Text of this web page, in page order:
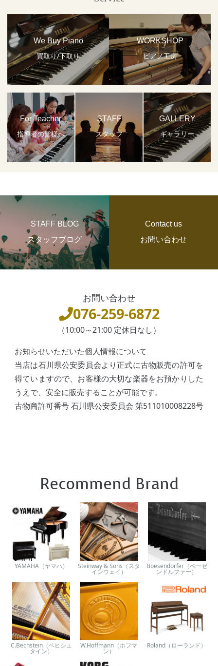
We Buy Piano
買取り/下取り
WORKSHOP
ピアノ工房
For Teacher
指導者の皆様へ
STAFF
スタッフ
GALLERY
ギャラリー
STAFF BLOG
スタッフブログ
Contact us
お問い合わせ
お問い合わせ
076-259-6872
（10:00～21:00 定休日なし）
お知らせいただいた個人情報について
当店は石川県公安委員会より正式に古物販売の許可を
得ていますので、お客様の大切な楽器をお預かりした
うえで、安全に販売することが可能です。
古物商許可番号 石川県公安委員会 第511010008228号
Recommend Brand
YAMAHA（ヤマハ） Steinway & Sons（スタ
インウェイ）
Boesendorfer（ベーゼ
ンドルファー）
C.Bechstein（ベヒシュ
タイン）
W.Hoffmann（ホフマ
ン）
Roland（ローランド）